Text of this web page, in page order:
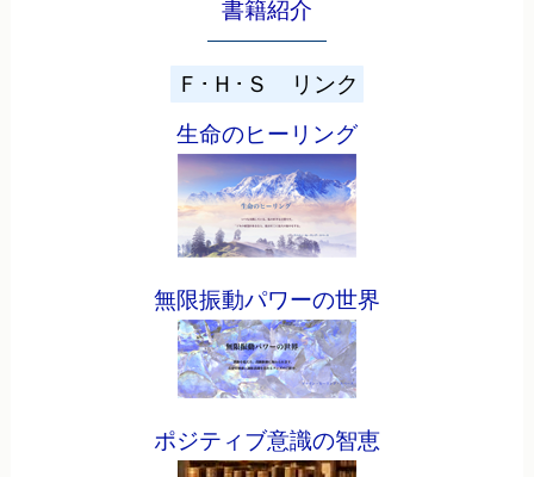
書籍紹介
Ｆ･Ｈ･Ｓ リンク
生命のヒーリング
無限振動パワーの世界
ポジティブ意識の智恵